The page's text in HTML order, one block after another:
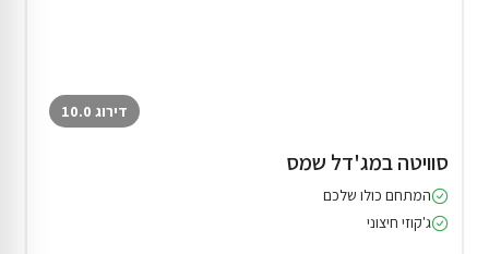
דירוג 10.0
סוויטה במג'דל שמס
המתחם כולו שלכם
ג'קוזי חיצוני